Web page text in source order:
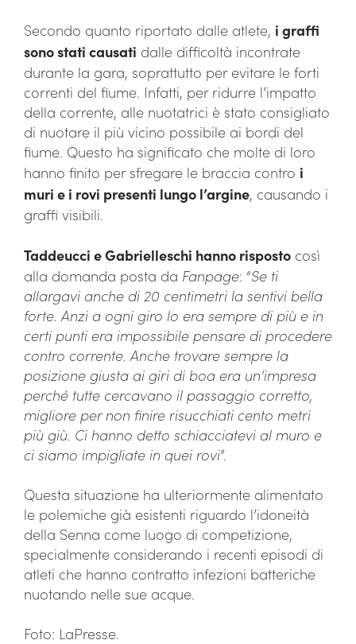
Secondo quanto riportato dalle atlete, i graffi
sono stati causati dalle difficoltà incontrate
durante la gara, soprattutto per evitare le forti
correnti del fiume. Infatti, per ridurre l’impatto
della corrente, alle nuotatrici è stato consigliato
di nuotare il più vicino possibile ai bordi del
fiume. Questo ha significato che molte di loro
hanno finito per sfregare le braccia contro i
muri e i rovi presenti lungo l’argine, causando i
graffi visibili.
Taddeucci e Gabrielleschi hanno risposto così
alla domanda posta da Fanpage: “Se ti
allargavi anche di 20 centimetri la sentivi bella
forte. Anzi a ogni giro lo era sempre di più e in
certi punti era impossibile pensare di procedere
contro corrente. Anche trovare sempre la
posizione giusta ai giri di boa era un’impresa
perché tutte cercavano il passaggio corretto,
migliore per non finire risucchiati cento metri
più giù. Ci hanno detto schiacciatevi al muro e
ci siamo impigliate in quei rovi”.
Questa situazione ha ulteriormente alimentato
le polemiche già esistenti riguardo l’idoneità
della Senna come luogo di competizione,
specialmente considerando i recenti episodi di
atleti che hanno contratto infezioni batteriche
nuotando nelle sue acque.
Foto: LaPresse.